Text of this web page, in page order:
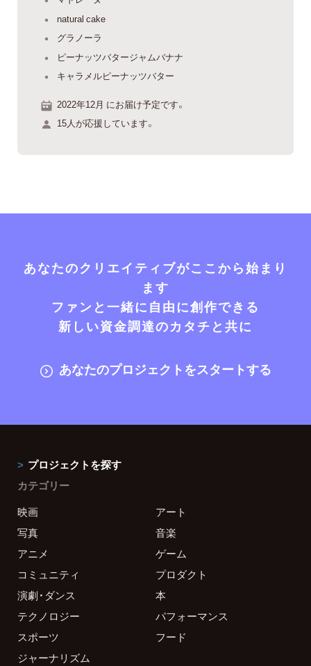
natural cake
グラノーラ
ピーナッツバタージャムバナナ
キャラメルピーナッツバター
2022年12月 にお届け予定です。
15人が応援しています。
あなたのクリエイティブがここから始まり
ます
ファンと一緒に自由に創作できる
新しい資金調達のカタチと共に
あなたのプロジェクトをスタートする
プロジェクトを探す
カテゴリー
映画
アート
写真
音楽
アニメ
ゲーム
コミュニティ
プロダクト
演劇・ダンス
本
テクノロジー
パフォーマンス
スポーツ
フード
ジャーナリズム